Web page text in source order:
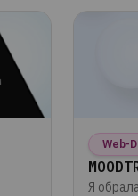
Web-
Я